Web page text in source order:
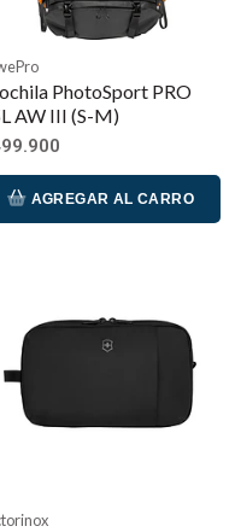
PhotoSport PRO
AW III (S-M)
AGREGAR AL CARRO